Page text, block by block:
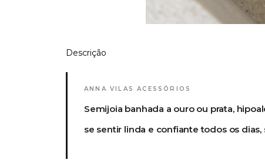
Descrição
ANNA VILAS ACESSÓRIOS
Semijoia banhada a ouro ou prata,
se sentir linda e confiante todos os